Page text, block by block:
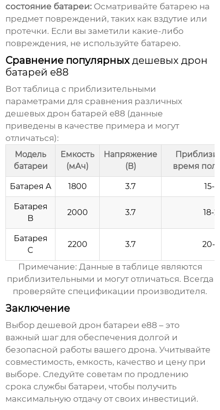
состояние батареи: Осматривайте батарею на
предмет повреждений, таких как вздутие или
протечки. Если вы заметили какие-либо
повреждения, не используйте батарею.
Сравнение популярныхдешевых дрон
батарей e88
Вот таблица с приблизительными
параметрами для сравнения различных
дешевых дрон батарей e88 (данные
приведены в качестве примера и могут
отличаться):
Модель
батареи
Емкость
(мАч)
Напряжение
(В)
время
Батарея A 1800 3.7 15-
Батарея
B
2000 3.7 18-
Батарея
C
2200 3.7 20-
Примечание: Данные в таблице являются
приблизительными и могут отличаться. Всегда
проверяйте спецификации производителя.
Заключение
Выбордешевой дрон батареи e88 – это
важный шаг для обеспечения долгой и
безопасной работы вашего дрона. Учитывайте
совместимость, емкость, качество и цену при
выборе. Следуйте советам по продлению
срока службы батареи, чтобы получить
максимальную отдачу от своих инвестиций.